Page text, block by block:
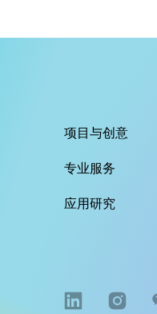
项目与创意
专业服务
应用研究